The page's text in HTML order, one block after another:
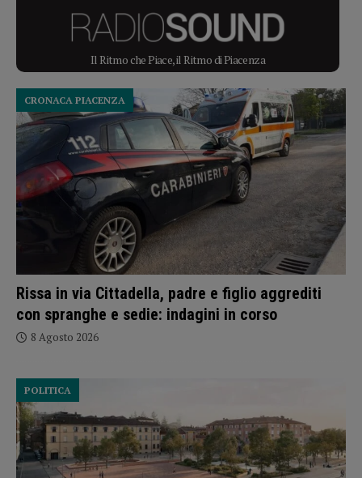
Il Ritmo che Piace, il Ritmo di Piacenza
Rissa in via Cittadella, padre e figlio aggrediti
con spranghe e sedie: indagini in corso
CRONACA PIACENZA
8 Agosto 2026
POLITICA